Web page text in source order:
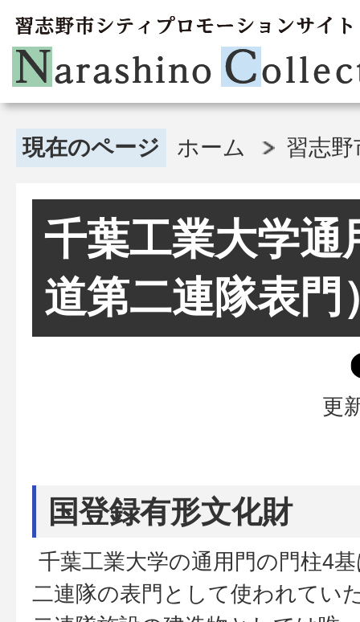
現在のページ ホーム 習志
千葉工業大学通
道第二連隊表門
更
国登録有形文化財
千葉工業大学の通用門の門柱4
二連隊の表門として使われてい